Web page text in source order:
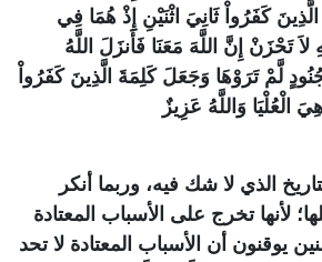
كَفَرُواْ ثَانِيَ اثْنَيْنِ إِذْ هُمَا فِي
لاَ تَحْزَنْ إِنَّ اللَّهَ مَعَنَا فَأَنزَلَ اللَّهُ
لَّمْ تَرَوْهَا وَجَعَلَ كَلِمَةَ الَّذِينَ كَفَرُواْ
الْعُلْيَا وَاللَّهُ عَزِيزٌ
الذي لا شك فيه، وربما أنكر
لأنها تخرج على الأسباب المعتادة
يوقنون أن الأسباب المعتادة لا تحد